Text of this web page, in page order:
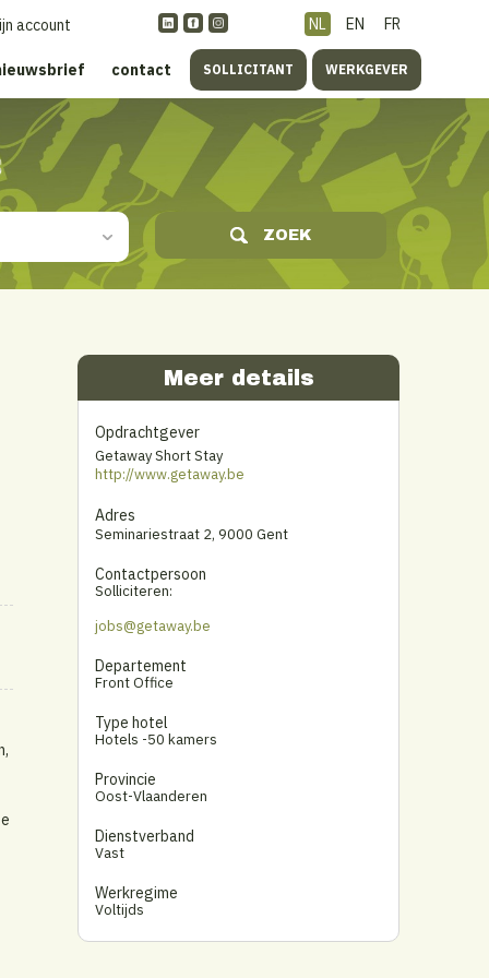
NL EN FR
account
contact SOLLICITANT WERKGEVER
ZOEK
Meer details
Opdrachtgever
Getaway Short Stay
http://www.getaway.be
Adres
Seminariestraat 2, 9000 Gent
Contactpersoon
Solliciteren:
jobs@getaway.be
Departement
Front Office
Type hotel
Hotels -50 kamers
Provincie
Oost-Vlaanderen
Dienstverband
Vast
Werkregime
Voltijds